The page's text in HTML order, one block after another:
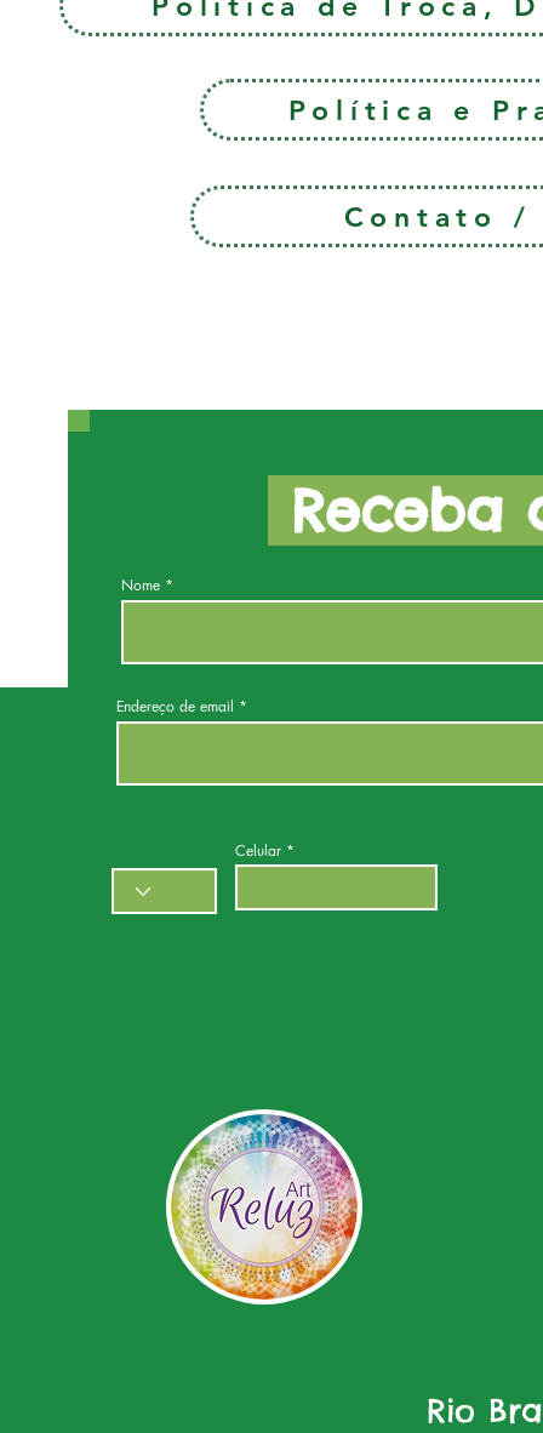
Política e
Contato /
Rio
Receba
Nome
Endereço de email
Celular